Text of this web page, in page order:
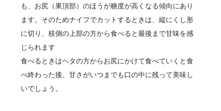
も、お尻（果頂部）のほうが糖度が高くなる傾向にあり
ます。そのためナイフでカットするときは、縦にくし形
に切り、枝側の上部の方から食べると最後まで甘味を感
じられます
食べるときはヘタの方からお尻にかけて食べていくと食
べ終わった後、甘さがいつまでも口の中に残って美味し
いでしょう。